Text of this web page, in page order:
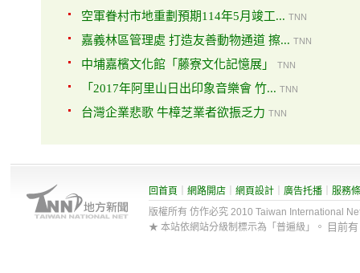
空軍眷村市地重劃預期114年5月竣工... TNN
嘉義林區管理處 打造友善動物通道 擦... TNN
中埔嘉檳文化館「藤寮文化記憶展」 TNN
「2017年阿里山日出印象音樂會 竹... TNN
台灣企業悲歌 牛樟芝業者欲振乏力 TNN
回首頁 網路開店 網頁設計 廣告托播
服務
版權所有 仿作必究 2010 Taiwan International
★ 本站依網站分級制標示為「普遍級」。
目前